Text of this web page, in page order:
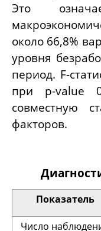
Это
около 66,8%
уровня
период. F-
при p-value
совместную
факторов.
Показатель
Число